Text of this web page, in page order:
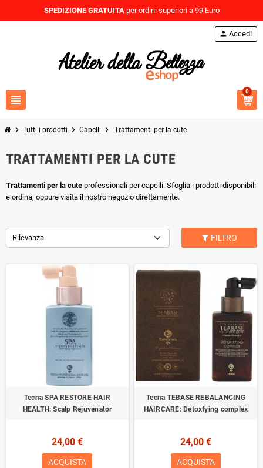
SPEDIZIONE GRATUITAper ordini superiori a 99 Euro
view_headline
person Accedi
0
chevron_right Tutti i prodotti chevron_right Capelli chevron_right Trattamenti per la cute
TRATTAMENTI PER LA CUTE
Trattamenti per la cute professionali per capelli. Sfoglia i prodotti disponibili
e ordina, oppure visita il nostro negozio direttamente.
Rilevanza FILTRO
Tecna SPA RESTORE HAIR
HEALTH: Scalp Rejuvenator
24,00 €
ACQUISTA
Tecna TEBASE REBALANCING
HAIRCARE: Detoxfying complex
24,00 €
ACQUISTA